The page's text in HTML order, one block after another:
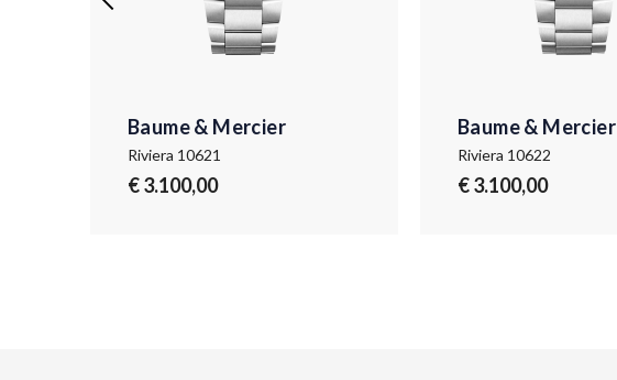
Baume & Mercier
Riviera 10621
€ 3.100,00
Baume & Mercier
Riviera 10622
€ 3.100,00